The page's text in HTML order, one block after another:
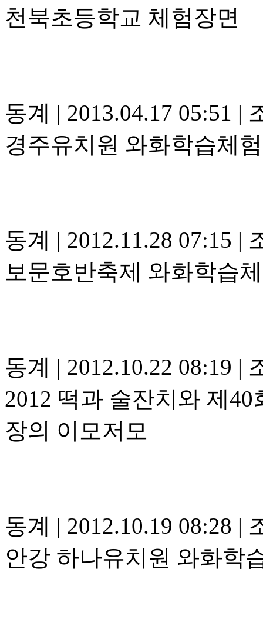
천북초등학교 체험장면
동계 | 2013.04.17 05:51 |
경주유치원 와화학습체
동계 | 2012.11.28 07:15 |
보문호반축제 와화학습
동계 | 2012.10.22 08:19 |
2012 떡과 술잔치와 제
장의 이모저모
동계 | 2012.10.19 08:28 |
안강 하나유치원 와화학